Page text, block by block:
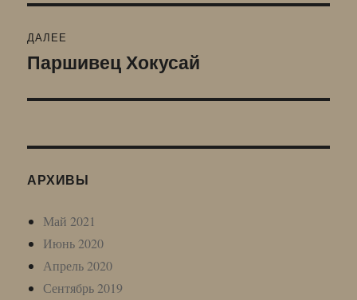
ДАЛЕЕ
Следующая
Паршивец Хокусай
АРХИВЫ
Май 2021
Июнь 2020
Апрель 2020
Сентябрь 2019